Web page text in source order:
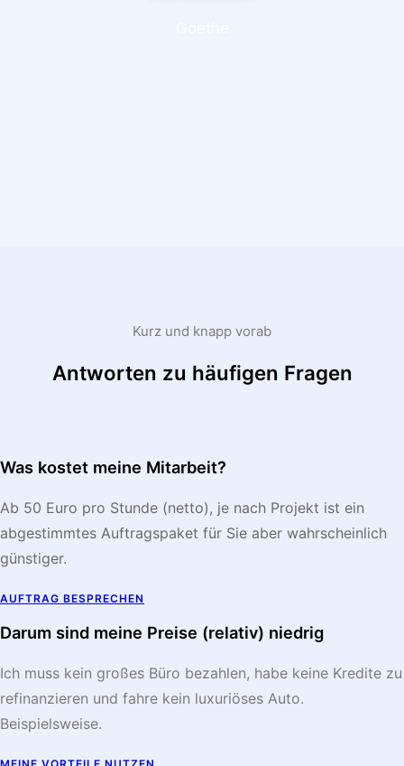
Kurz und knapp vorab
Antworten zu häufigen Fragen
Was kostet meine Mitarbeit?
Ab 50 Euro pro Stunde (netto), je nach Projekt ist ein
abgestimmtes Auftragspaket für Sie aber wahrscheinlich
günstiger.
AUFTRAG BESPRECHEN
Darum sind meine Preise (relativ) niedrig
Ich muss kein großes Büro bezahlen, habe keine Kredite zu
refinanzieren und fahre kein luxuriöses Auto.
Beispielsweise.